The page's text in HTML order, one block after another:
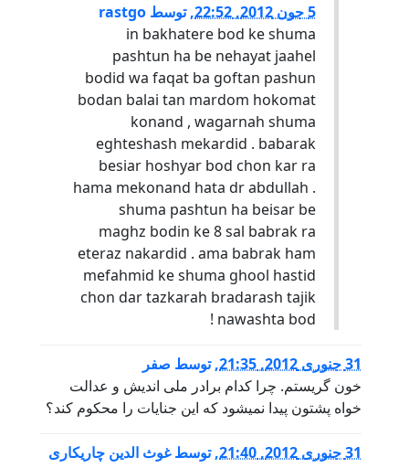
5 جون 2012, 22:52 ,توسط rastgo
in bakhatere bod ke shuma
pashtun ha be nehayat jaahel
bodid wa faqat ba goftan pashun
bodan balai tan mardom hokomat
konand , wagarnah shuma
eghteshash mekardid . babarak
besiar hoshyar bod chon kar ra
hama mekonand hata dr abdullah .
shuma pashtun ha beisar be
maghz bodin ke 8 sal babrak ra
eteraz nakardid . ama babrak ham
mefahmid ke shuma ghool hastid
chon dar tazkarah bradarash tajik
nawashta bod !
31 جنوری 2012, 21:35 ,توسط صفر
خون گریستم. چرا کدام برادر ملی اندیش و عدالت
خواه پشتون پیدا نمیشود که این جنایات را محکوم کند؟
31 جنوری 2012, 21:40 ,توسطغوث الدین چاریکاری